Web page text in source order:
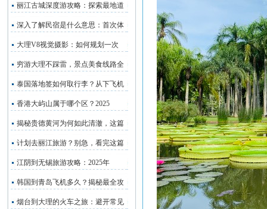
丽江古城深度游攻略：探索最地道
深入了解民宿是什么意思：首次体
大理V8视觉摄影：如何规划一次
穷游大理不踩雷，景点美食线路全
泰国落地签如何取行李？从下飞机
香港大屿山属于哪个区？2025
揭秘贵德黄河为何如此清澈，这篇
计划去丽江旅游？别急，看完这篇
江阴到无锡旅游攻略：2025年
韩国到青岛飞机多久？揭秘最全攻
烟台到大理的火车之旅：避开常见